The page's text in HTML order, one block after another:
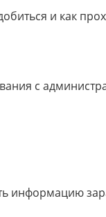
и как
с
информацию